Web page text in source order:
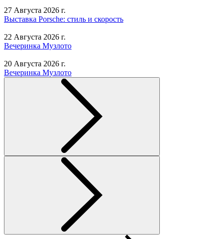
27 Августа 2026 г.
Выставка Porsche: стиль и скорость
22 Августа 2026 г.
Вечеринка Музлото
20 Августа 2026 г.
Вечеринка Музлото